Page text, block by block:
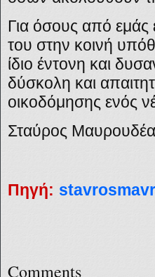
Για όσους από εμάς
του στην κοινή
ίδιο έντονη και
δύσκολη και
οικοδόμησης ενός
Σταύρος
Πηγή:
Comments